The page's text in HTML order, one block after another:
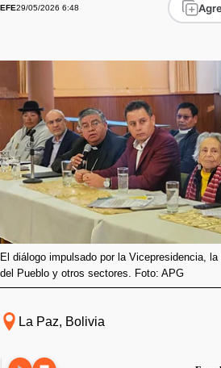
EFE29/05/2026 6:48
El diálogo impulsado por la Vicepresidencia,
del Pueblo y otros sectores. Foto: APG
La Paz, Bolivia